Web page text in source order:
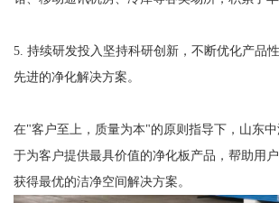
5. 持续研发投入坚持科研创新，不断优化产品
先进的净化解决方案。
在"客户至上，质量为本"的原则指导下，山东
于为客户提供最具价值的净化板产品，帮助用
获得最优的洁净空间解决方案。